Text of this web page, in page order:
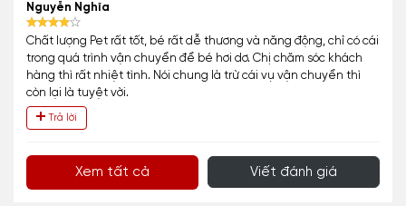
Nguyễn Nghĩa
Chất lượng Pet rất tốt, bé rất dễ thương và năng động, chỉ có cái
trong quá trình vận chuyển để bé hơi dơ. Chị chăm sóc khách
hàng thì rất nhiệt tình. Nói chung là trừ cái vụ vận chuyển thì
còn lại là tuyệt vời.
Trả lời
Xem tất cả Viết đánh giá